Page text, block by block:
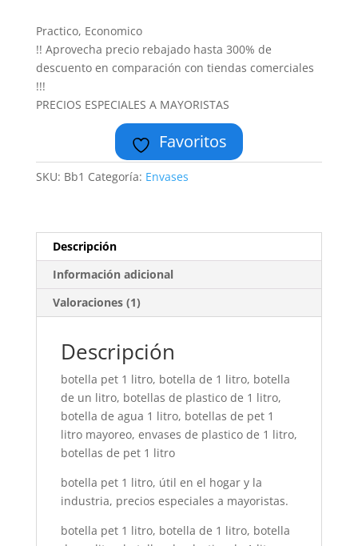
de 5 en
valoración
de un
Practico, Economico
!! Aprovecha precio rebajado hasta 300% de
descuento en comparación con tiendas comerciales
!!!
PRECIOS ESPECIALES A MAYORISTAS
Favoritos
SKU: Bb1 Categoría: Envases
Descripción
Información adicional
Valoraciones (1)
Descripción
botella pet 1 litro, botella de 1 litro, botella
de un litro, botellas de plastico de 1 litro,
botella de agua 1 litro, botellas de pet 1
litro mayoreo, envases de plastico de 1 litro,
botellas de pet 1 litro
botella pet 1 litro, útil en el hogar y la
industria, precios especiales a mayoristas.
botella pet 1 litro, botella de 1 litro, botella